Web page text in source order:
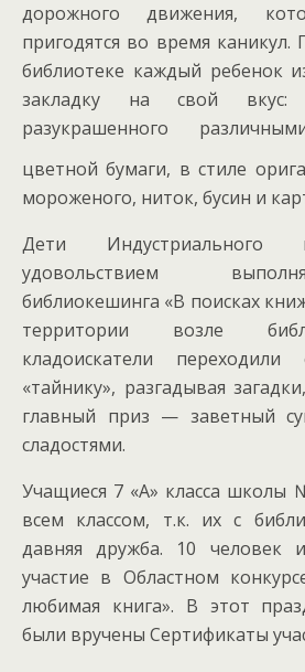
дорожного движения,
пригодятся во время каникул.
библиотеке каждый ребенок
закладку на свой
разукрашенного
цветнойбумаги, в стиле
мороженого, ниток, бусин и
Дети Индустриального
удовольствием
библиокешинга «В поисках
территории возле
кладоискатели
«тайнику», разгадывая
главный приз — заветный
сладостями.
Учащиеся 7 «А» класса школы
всем классом, т.к. их с
давняя дружба. 10 человек
участие в Областном
любимая книга». В этот
были вручены Сертификаты